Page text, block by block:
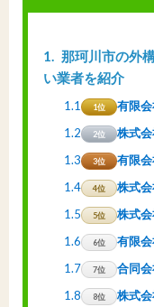
1
那珂川市の外
い業者を紹介
1.1 1位 有限
1.2 2位 株式
1.3 3位 有限
1.4 4位 株式
1.5 5位 株式
1.6 6位 有限
1.7 7位 合同
1.8 8位 株式